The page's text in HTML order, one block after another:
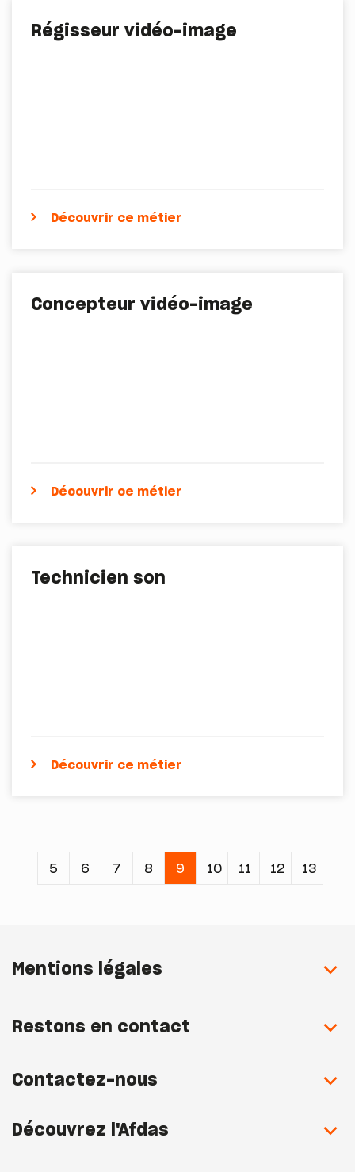
Régisseur vidéo-image
Découvrir ce métier
Concepteur vidéo-image
Découvrir ce métier
Technicien son
Découvrir ce métier
Page
5 Page
6 Page
7 Page
8
Page
9 Page
10 Page
11 Page
12 Page
13
Mentions légales
Restons en contact
Contactez-nous
Découvrez l'Afdas